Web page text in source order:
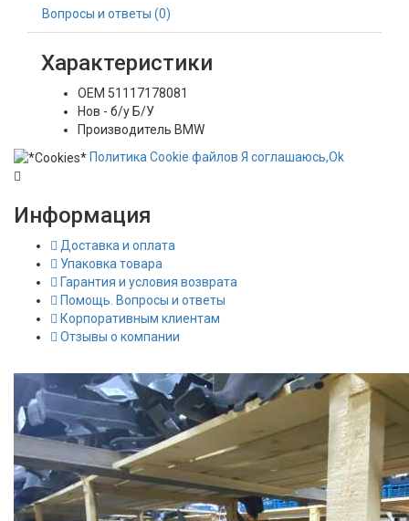
Вопросы и ответы (0)
Характеристики
OEM 51117178081
Нов - б/у Б/У
Производитель BMW
Политика Сookie файлов Я соглашаюсь,Ok
Информация
Доставка и оплата
Упаковка товара
Гарантия и условия возврата
Помощь. Вопросы и ответы
Корпоративным клиентам
Отзывы о компании